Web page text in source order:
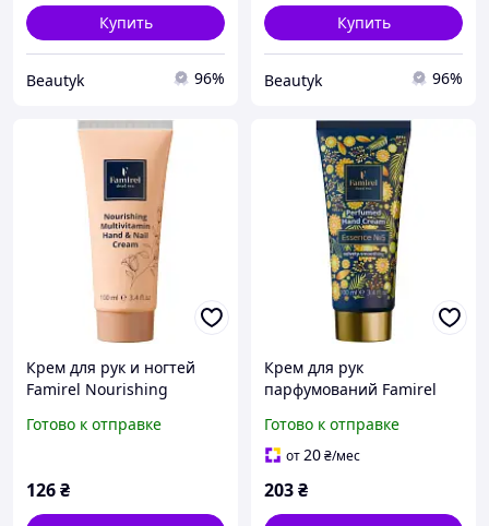
Купить
Beautyk 96%
Купить
Beautyk 96%
Крем для рук и ногтей
Famirel Nourishing
(7290114085205)
Готово к отправке
126₴
Крем для рук
парфумований Famirel
Essence №5 100 мл
(7290114085533)
Готово к отправке
от20₴/мес
203₴